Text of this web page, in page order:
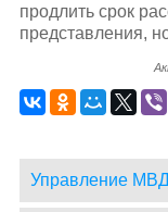
продлить срок
представления,
Управление